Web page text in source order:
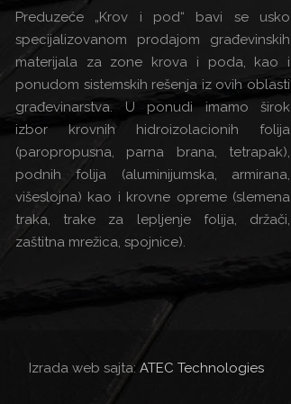
Preduzeće „Krov i pod“ bavi se usko
specijalizovanom prodajom građevinskih
materijala za zone krova i poda, kao i
ponudom sistemskih rešenja iz ovih oblasti
građevinarstva. U ponudi imamo širok
izbor krovnih hidroizolacionih folija
(paropropusna, parna brana, tetrapak),
podnih folija (aluminijumska, armirana,
višeslojna) kao i krovne opreme (slemena
traka, trake za lepljenje folija, držači,
zaštitna mrežica, spojnice).
Izrada web sajta: ATEC Technologies